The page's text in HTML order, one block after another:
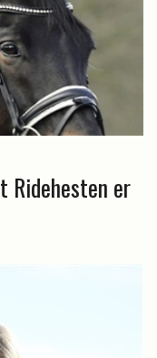
Ridehesten er